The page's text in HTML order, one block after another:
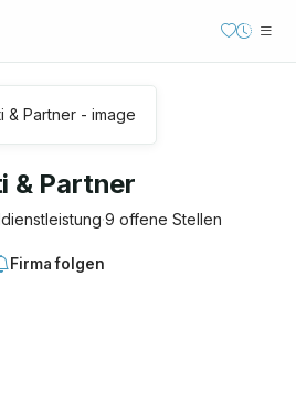
& Partner
·9 offene Stellen
Firma folgen